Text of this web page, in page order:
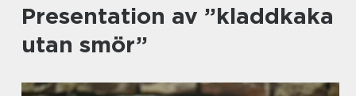
Presentation av ”kladdkaka
utan smör”